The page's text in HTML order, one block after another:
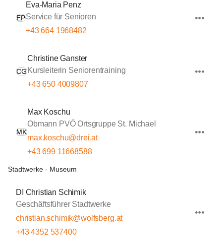
EP
Eva-Maria Penz
Service für Senioren
+43 664 1968482
CG
Christine Ganster
Kursleiterin Seniorentraining
+43 650 4009807
MK
Max Koschu
Obmann PVÖ Ortsgruppe St. Michael
max.koschu@drei.at
+43 699 11668588
Stadtwerke - Museum
DI Christian Schimik
Geschäftsführer Stadtwerke
christian.schimik@wolfsberg.at
+43 4352 537400